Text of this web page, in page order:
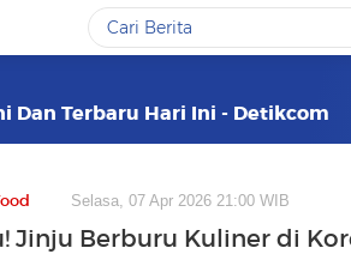
Dan Terbaru Hari Ini - Detikcom
Selasa, 07 Apr 2026 21:00 WIB
Jinju Berburu Kuliner di